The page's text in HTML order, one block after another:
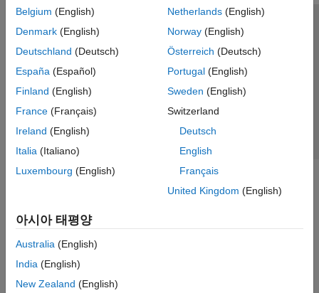
Belgium (English)
Denmark (English)
Deutschland (Deutsch)
España (Español)
Finland (English)
France (Français)
Ireland (English)
Italia (Italiano)
Luxembourg (English)
Netherlands(English)
Norway(English)
Österreich (Deutsch)
Portugal(English)
Sweden (English)
Switzerland
Deutsch
English
Français
United Kingdom (English)
아시아 태평양
Australia (English)
India (English)
New Zealand (English)
신뢰 센터 등록 상표 개인정보 취급방침
불법 복제 방지
애플리케이션 상태
© 1994-2026 The MathWorks, Inc.